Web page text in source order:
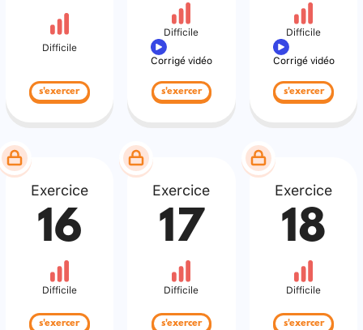
Difficile
s'exercer
Difficile
Corrigé vidéo
s'exercer
Difficile
Corrigé vidéo
s'exercer
Exercice
16
Difficile
s'exercer
Exercice
17
Difficile
s'exercer
Exercice
18
Difficile
s'exercer